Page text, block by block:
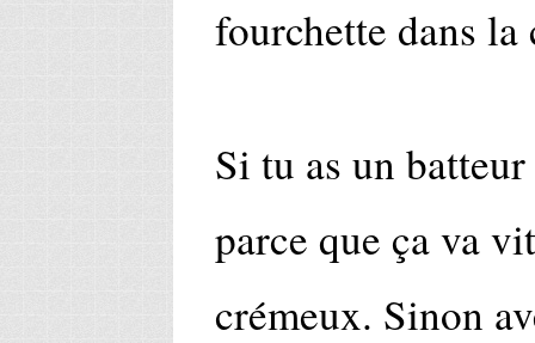
fourchette dans
Si tu as un
parce que ça va
crémeux. Sinon